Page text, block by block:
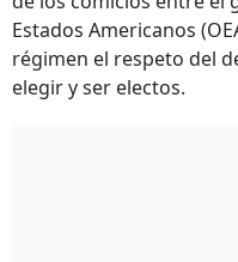
Estados Americanos
régimen el respeto del
elegir y ser electos.